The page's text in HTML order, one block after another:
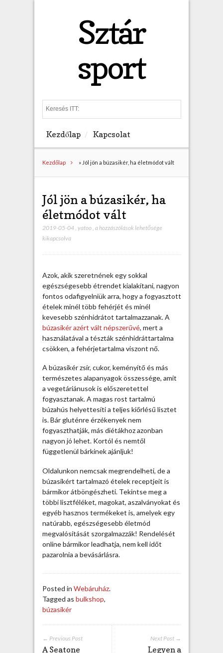
Sztár
sport
e
h
Kezdőlap Kapcsolat
Kezdőlap » Jól jön a búzasikér, ha életmódot vált
Jól jön a búzasikér, ha
életmódot vált
2019-05-04, yatoo, J
n
a
b
ú
z
a
s
i
e
m
ó
d
t
v
á
l
t
e
z
a hozzászólások lehetősége
kikapcsolva
Azok, akik szeretnének egy sokkal
egészségesebb étrendet kialakítani, nagyon
fontos odafigyelniük arra, hogy a fogyasztott
ételek minél több fehérjét és minél
kevesebb szénhidrátot tartalmazzanak. A
búzasikér azért vált népszerűvé, mert a
használatával a tészták szénhidráttartalma
csökken, a fehérjetartalma viszont nő.
A búzasikér zsír, cukor, keményítő és más
természetes alapanyagok összessége, amit
a vegetáriánusok is előszeretettel
fogyasztanak. A magas rost tartalmú
búzahús helyettesíti a teljes kiőrlésű lisztet
is. Bár gluténre érzékenyek nem
fogyaszthatják, más diétákhoz azonban
nagyon jó lehet. Kortól és nemtől
függetlenül bárkinek ajánljuk!
Oldalunkon nemcsak megrendelheti, de a
búzasikért tartalmazó ételek receptjeit is
bármikor átböngészheti. Tekintse meg a
többi lisztféléket, magokat, aszalványokat és
egyéb hasznos termékeket is, amelyek egy
natúrabb, egészségesebb életmód
megvalósítását szorgalmazzák! Rendelését
online bármikor leadhatja, nem kell időt
pazarolnia a bevásárlásra.
Posted in Webáruház.
Tagged as bulkshop,
búzasikér
Next Post →
Legyen a
← Previous Post
A Seatone